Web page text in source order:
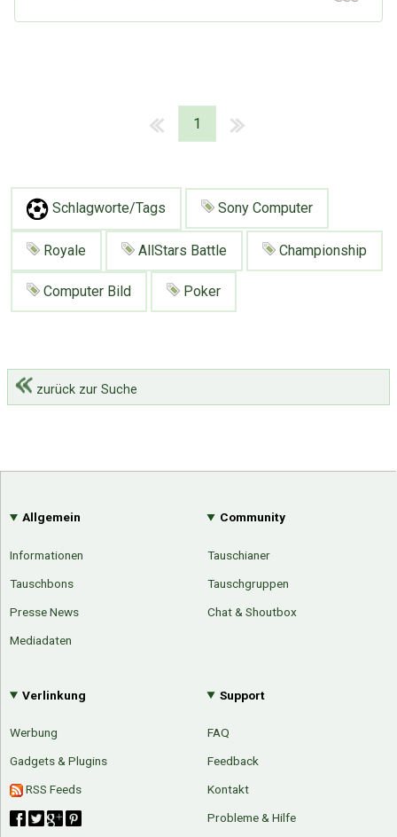
1
Schlagworte/Tags Sony Computer
Royale AllStars Battle Championship
Computer Bild Poker
zurück zur Suche
Allgemein
Informationen
Tauschbons
Presse News
Mediadaten
Community
Tauschianer
Tauschgruppen
Chat & Shoutbox
Verlinkung
Werbung
Gadgets & Plugins
RSS Feeds
Support
FAQ
Feedback
Kontakt
Probleme & Hilfe